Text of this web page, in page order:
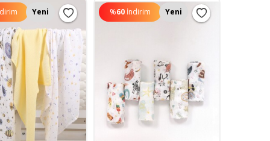
Yeni %60 İndirim Yeni